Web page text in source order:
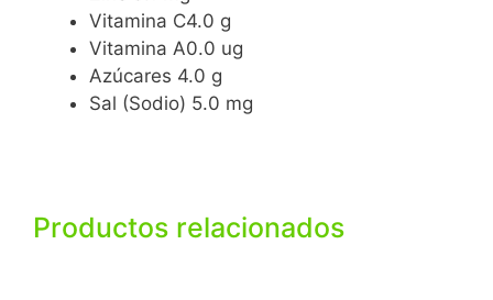
Vitamina C4.0 g
Vitamina A0.0 ug
Azúcares 4.0 g
Sal (Sodio) 5.0 mg
Productos relacionados